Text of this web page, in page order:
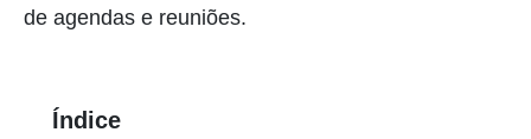
de agendas e reuniões.
Índice